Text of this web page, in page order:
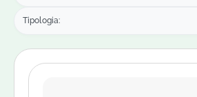
Tipologia: